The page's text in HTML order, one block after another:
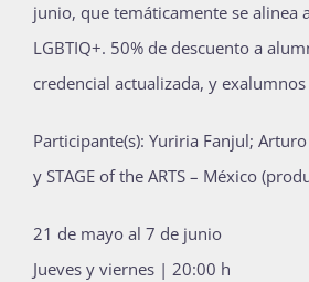
junio, que temáticamente se alinea
LGBTIQ+. 50% de descuento a
credencial actualizada, y
Participante(s): Yuriria Fanjul;
y STAGE of the ARTS – México
21 de mayo al 7 de junio
Jueves y viernes | 20:00 h